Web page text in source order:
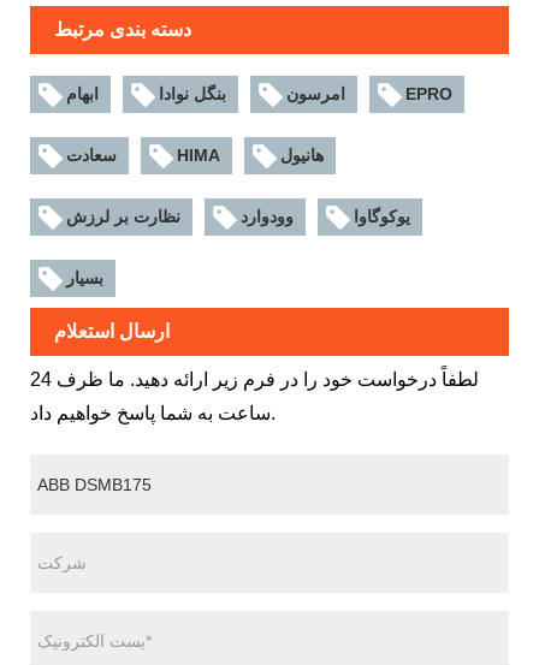
دسته بندی مرتبط
ابهام بنگل نوادا امرسون EPRO
سعادت HIMA هانیول
نظارت بر لرزش وودوارد یوکوگاوا
بسیار
ارسال استعلام
لطفاً درخواست خود را در فرم زیر ارائه دهید. ما ظرف 24
ساعت به شما پاسخ خواهیم داد.